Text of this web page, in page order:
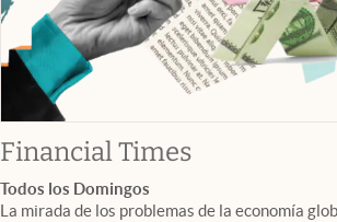
Financial Timesabre en
Todos los Domingos
La mirada de los problemas de la economía